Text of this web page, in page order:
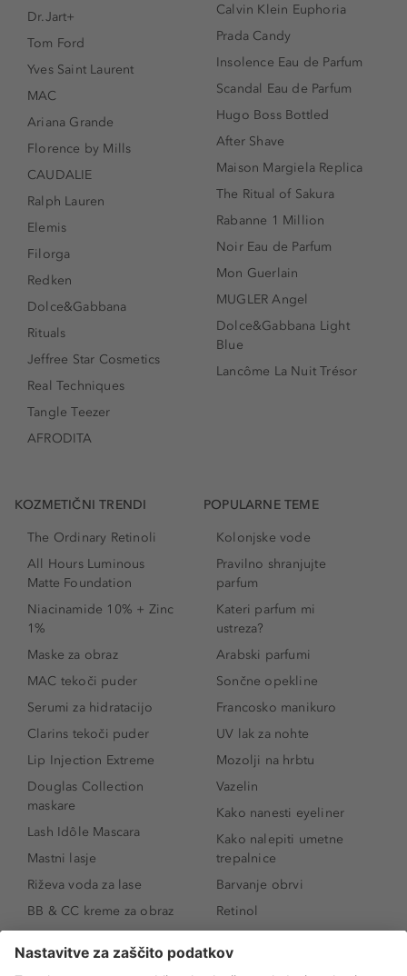
Dr.Jart+
Tom Ford
Yves Saint Laurent
MAC
Ariana Grande
Florence by Mills
CAUDALIE
Ralph Lauren
Elemis
Filorga
Redken
Dolce&Gabbana
Rituals
Jeffree Star Cosmetics
Real Techniques
Tangle Teezer
AFRODITA
Calvin Klein Euphoria
Prada Candy
Insolence Eau de Parfum
Scandal Eau de Parfum
Hugo Boss Bottled
After Shave
Maison Margiela Replica
The Ritual of Sakura
Rabanne 1 Million
Noir Eau de Parfum
Mon Guerlain
MUGLER Angel
Dolce&Gabbana Light
Blue
Lancôme La Nuit Trésor
KOZMETIČNI TRENDI
The Ordinary Retinoli
All Hours Luminous
Matte Foundation
Niacinamide 10% + Zinc
1%
Maske za obraz
MAC tekoči puder
Serumi za hidratacijo
Clarins tekoči puder
Lip Injection Extreme
Douglas Collection
maskare
Lash Idôle Mascara
Mastni lasje
Riževa voda za lase
BB & CC kreme za obraz
SPF 30
POPULARNE TEME
Kolonjske vode
Pravilno shranjujte
parfum
Kateri parfum mi
ustreza?
Arabski parfumi
Sončne opekline
Francosko manikuro
UV lak za nohte
Mozolji na hrbtu
Vazelin
Kako nanesti eyeliner
Kako nalepiti umetne
trepalnice
Barvanje obrvi
Retinol